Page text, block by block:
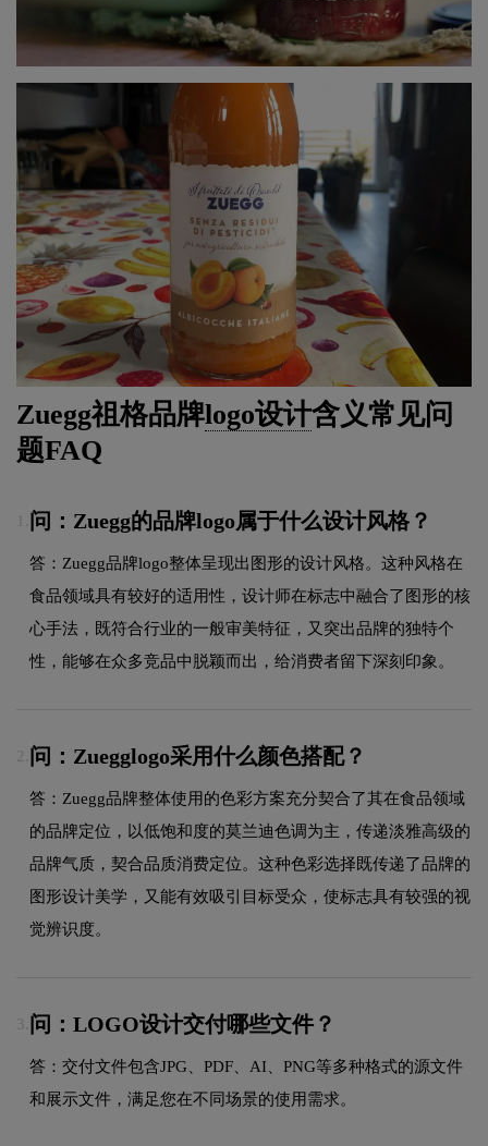
Zuegg祖格品牌logo设计含义常见问
题FAQ
问：Zuegg的品牌logo属于什么设计风格？
答：Zuegg品牌logo整体呈现出图形的设计风格。这种风格在
食品领域具有较好的适用性，设计师在标志中融合了图形的核
心手法，既符合行业的一般审美特征，又突出品牌的独特个
性，能够在众多竞品中脱颖而出，给消费者留下深刻印象。
2. 问：Zuegglogo采用什么颜色搭配？
答：Zuegg品牌整体使用的色彩方案充分契合了其在食品领域
的品牌定位，以低饱和度的莫兰迪色调为主，传递淡雅高级的
品牌气质，契合品质消费定位。这种色彩选择既传递了品牌的
图形设计美学，又能有效吸引目标受众，使标志具有较强的视
觉辨识度。
3. 问：LOGO设计交付哪些文件？
答：交付文件包含JPG、PDF、AI、PNG等多种格式的源文件
和展示文件，满足您在不同场景的使用需求。